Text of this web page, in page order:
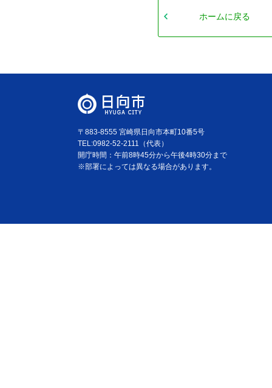
ホームに戻る
〒883-8555 宮崎県日向市本町10番5号
TEL:0982-52-2111（代表）
開庁時間：午前8時45分から午後4時30分まで
※部署によっては異なる場合があります。